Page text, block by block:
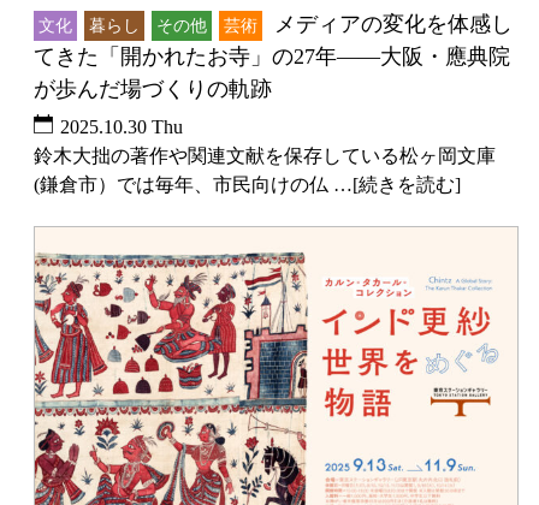
文化 暮らし その他 芸術
メディアの変化を体感し
てきた「開かれたお寺」の27年――大阪・應典院
が歩んだ場づくりの軌跡
2025.10.30 Thu
鈴木大拙の著作や関連文献を保存している松ヶ岡文庫
(鎌倉市）では毎年、市民向けの仏 …[続きを読む]